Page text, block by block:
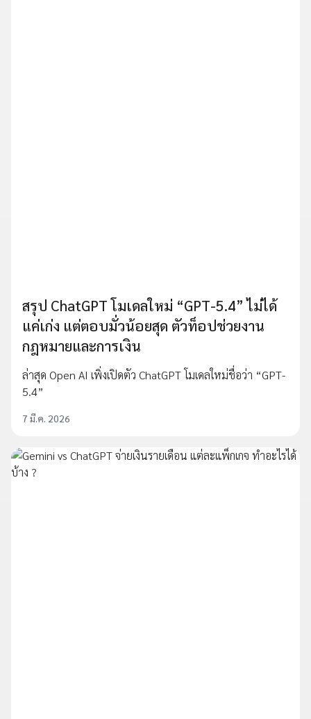
สรุป ChatGPT โมเดลใหม่ “GPT-5.4” ไม่ได้
แค่เก่ง แต่ตอบมั่วน้อยสุด ตัวท็อปช่วยงาน
กฎหมายและการเงิน
ล่าสุด Open AI เพิ่งเปิดตัว ChatGPT โมเดลใหม่ชื่อว่า “GPT-
5.4”
7 มี.ค. 2026